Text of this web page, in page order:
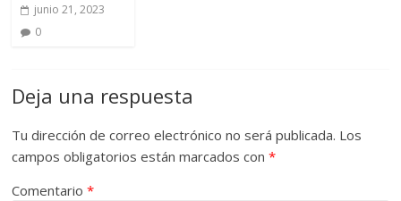
junio 21, 2023
0
Deja una respuesta
Tu dirección de correo electrónico no será publicada. Los
campos obligatorios están marcados con*
Comentario*